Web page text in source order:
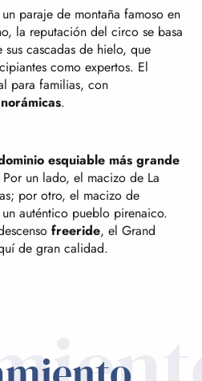
paraje de montaña famoso en
la reputación del circo se basa
cascadas de hielo, que
como expertos. El
para familias, con
.
esquiable más grande
un lado, el macizo de La
por otro, el macizo de
auténtico pueblo pirenaico.
freeride, el Grand
de gran calidad.